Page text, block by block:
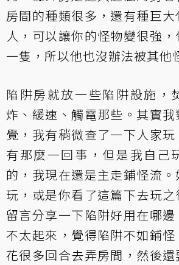
房間的種類很多，還有種巨
人，可以讓你的怪物變很強
一隻，所以他也沒辦法被其他
陷阱房就放一些陷阱設施，
炸、緩速、觸電那些。其實
覺，我有稍微查了一下人家
有那麼一回事，但是我自己
的，我現在還是主走鋪怪流
玩，或是你看了這篇下去玩
留言分享一下陷阱好用在哪
不太起來，覺得陷阱不如鋪
花很多回合去弄房間，然後